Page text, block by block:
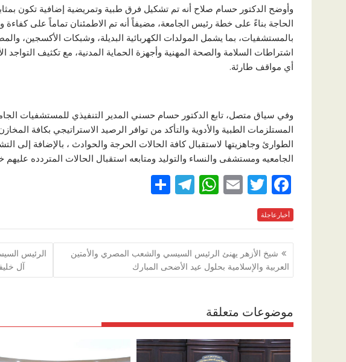
وأوضح الدكتور حسام صلاح أنه تم تشكيل فرق طبية وتمريضية إضافية تكون
الحاجة بناءً على خطة رئيس الجامعة، مضيفاً أنه تم الاطمئنان تماماً على كفاءة
بالمستشفيات، بما يشمل المولدات الكهربائية البديلة، وشبكات الأكسجين،
اشتراطات السلامة والصحة المهنية وأجهزة الحماية المدنية، مع تكثيف
أي مواقف طارئة.
وفي سياق متصل، تابع الدكتور حسام حسني المدير التنفيذي للمستشفيات
المستلزمات الطبية والأدوية والتأكد من توافر الرصيد الاستراتيجي بكافة
الطوارئ وجاهزيتها لاستقبال كافة الحالات الحرجة والحوادث ، بالإضافة إلى
الجامعيه ومستشفى والنساء والتوليد ومتابعه استقبال الحالات المتردده
F
ac
e
b
o
o
T
itt
er
E
ai
l
W
at
s
A
p
T
e
gr
a
m
ar
e
أخبارعاجلة
تصفّح
المقالات
شيخ الأزهر يهنئ الرئيس السيسي والشعب المصري والأمتين
العربية والإسلامية بحلول عيد الأضحى المبارك
الرئيس
آل
موضوعات متعلقة